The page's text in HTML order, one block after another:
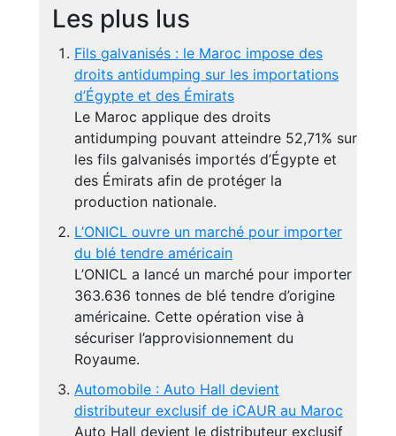
Les plus lus
Fils galvanisés : le Maroc impose des
droits antidumping sur les importations
d’Égypte et des Émirats
Le Maroc applique des droits
antidumping pouvant atteindre 52,71% sur
les fils galvanisés importés d’Égypte et
des Émirats afin de protéger la
production nationale.
L’ONICL ouvre un marché pour importer
du blé tendre américain
L’ONICL a lancé un marché pour importer
363.636 tonnes de blé tendre d’origine
américaine. Cette opération vise à
sécuriser l’approvisionnement du
Royaume.
Automobile : Auto Hall devient
distributeur exclusif de iCAUR au Maroc
Auto Hall devient le distributeur exclusif